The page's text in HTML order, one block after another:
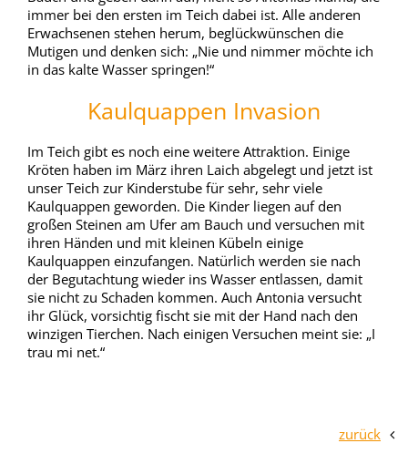
immer bei den ersten im Teich dabei ist. Alle anderen
Erwachsenen stehen herum, beglückwünschen die
Mutigen und denken sich: „Nie und nimmer möchte ich
in das kalte Wasser springen!“
Kaulquappen Invasion
Im Teich gibt es noch eine weitere Attraktion. Einige
Kröten haben im März ihren Laich abgelegt und jetzt ist
unser Teich zur Kinderstube für sehr, sehr viele
Kaulquappen geworden. Die Kinder liegen auf den
großen Steinen am Ufer am Bauch und versuchen mit
ihren Händen und mit kleinen Kübeln einige
Kaulquappen einzufangen. Natürlich werden sie nach
der Begutachtung wieder ins Wasser entlassen, damit
sie nicht zu Schaden kommen. Auch Antonia versucht
ihr Glück, vorsichtig fischt sie mit der Hand nach den
winzigen Tierchen. Nach einigen Versuchen meint sie: „I
trau mi net.“
zurück